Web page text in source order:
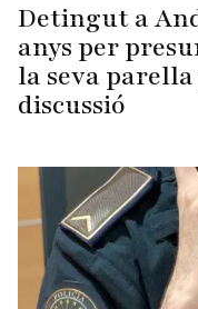
Detingut a
anys per
la seva
discussió